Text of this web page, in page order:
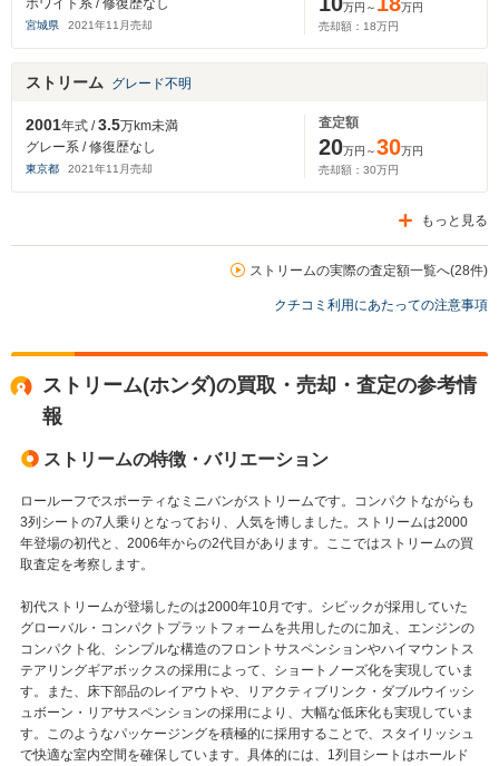
ホワイト系 / 修復歴なし
宮城県 2021年11 月売却
万円～
万円
売却額： 18万円
ストリーム グレード不明
2001年式 /3.5万km未満
グレー系 / 修復歴なし
東京都 2021年11 月売却
査定額
20万円～30万円
売却額： 30万円
もっと見る
ストリームの実際の査定額一覧へ(28件)
クチコミ利用にあたっての注意事項
ストリーム(ホンダ)の買取・売却・査定の参考情
報
ストリームの特徴・バリエーション
ロールーフでスポーティなミニバンがストリームです。コンパクトながらも
3列シートの7人乗りとなっており、人気を博しました。ストリームは2000
年登場の初代と、2006年からの2代目があります。ここではストリームの買
取査定を考察します。
初代ストリームが登場したのは2000年10月です。シビックが採用していた
グローバル・コンパクトプラットフォームを共用したのに加え、エンジンの
コンパクト化、シンプルな構造のフロントサスペンションやハイマウントス
テアリングギアボックスの採用によって、ショートノーズ化を実現していま
す。また、床下部品のレイアウトや、リアクティブリンク・ダブルウイッシ
ュボーン・リアサスペンションの採用により、大幅な低床化も実現していま
す。このようなパッケージングを積極的に採用することで、スタイリッシュ
で快適な室内空間を確保しています。具体的には、1列目シートはホールド